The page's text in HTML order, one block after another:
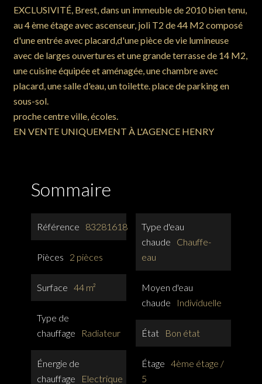
EXCLUSIVITÉ, Brest, dans un immeuble de 2010 bien tenu,
au 4 ème étage avec ascenseur, joli T2 de 44 M2 composé
d'une entrée avec placard,d'une pièce de vie lumineuse
avec de larges ouvertures et une grande terrasse de 14 M2,
une cuisine équipée et aménagée, une chambre avec
placard, une salle d'eau, un toilette. place de parking en
sous-sol.
proche centre ville, écoles.
EN VENTE UNIQUEMENT À L'AGENCE HENRY
Sommaire
Référence 83281618
Pièces 2 pièces
Surface 44 m²
Type de
chauffage
Radiateur
Énergie de
chauffage
Electrique
Type d'eau
chaude
Chauffe-
eau
Moyen d'eau
chaude
Individuelle
État Bon état
Étage 4ème étage /
5